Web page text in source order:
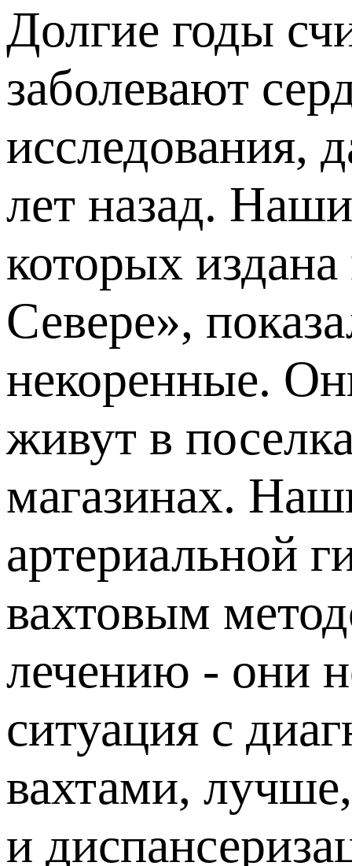
Долгие годы
заболевают
исследования,
лет назад.
которых
Севере»,
некоренные.
живут в
магазинах.
артериальной
вахтовым
лечению - они
ситуация с
вахтами,
и